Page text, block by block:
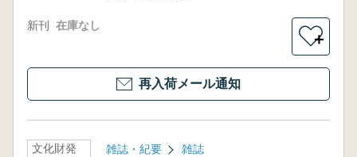
新刊 在庫なし
＋
再入荷メール通知
文化財発
雑誌・紀要 雑誌